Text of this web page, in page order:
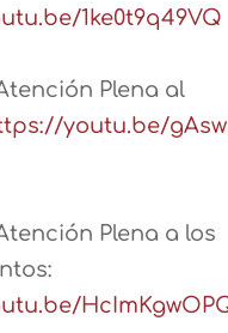
1ke0t9q49VQ
Plena al
youtu.be/
Plena a los